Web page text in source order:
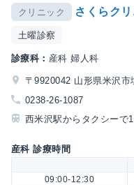
クリニック さくらク
土曜診察
診療科： 産科 婦人科
〒9920042 山形県米沢市
0238-26-1087
西米沢駅からタクシーで
産科 診療時間
09:00-12:30